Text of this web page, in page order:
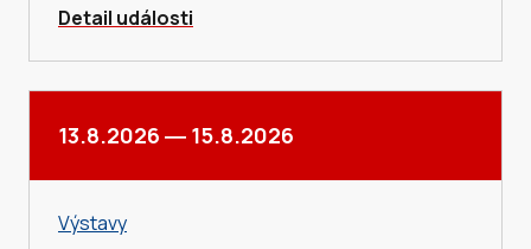
Detail události
13.8.2026 ― 15.8.2026
Výstavy